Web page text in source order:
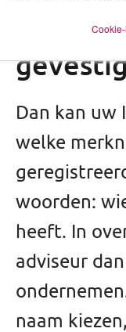
indien
Dan kan uw
welke
woorden:
heeft. In
adviseur
naam